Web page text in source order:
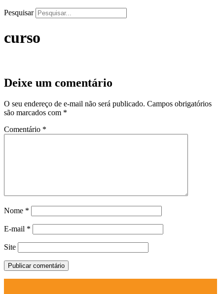
Pesquisar
curso
Deixe um comentário
O seu endereço de e-mail não será publicado. Campos obrigatórios
são marcados com *
Comentário *
Nome *
E-mail *
Site